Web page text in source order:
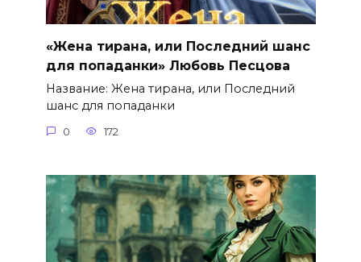
«Жена тирана, или Последний шанс
для попаданки» Любовь Песцова
Название: Жена тирана, или Последний
шанс для попаданки
0 172